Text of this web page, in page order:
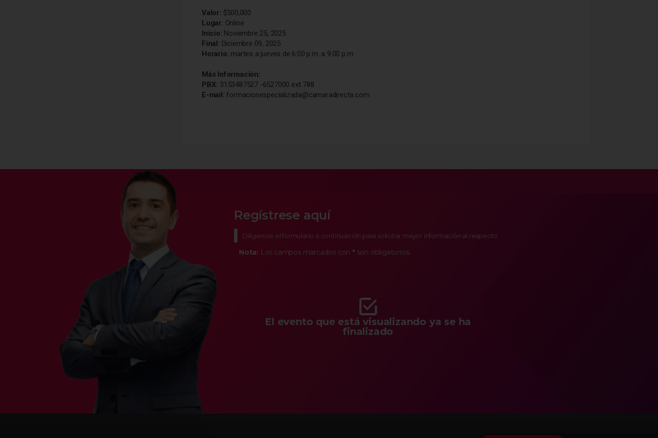
Valor: $500,000
Lugar: Online
Inicio: Noviembre 25, 2025
Final: Diciembre 09, 2025
Horario: martes a jueves de 6:00 p.m. a 9:00 p.m
Más Información:
PBX: 3153487527 -6527000 ext 788
E-mail: formacionespecializada@camaradirecta.com
Regístrese aquí
Diligencie el formulario a continuación para solicitar mayor información al respecto
Nota: Los campos marcados con *son obligatorios.
El evento que está visualizando ya se ha
finalizado